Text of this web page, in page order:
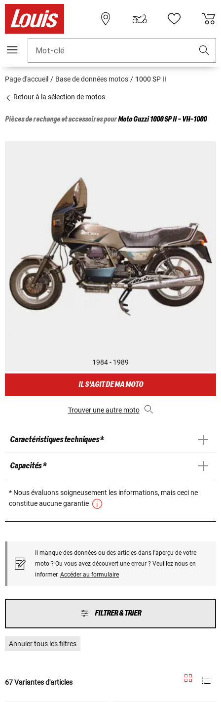
Mot-clé
Page d'accueil Base de données motos 1000 SP II
Retour à la sélection de motos
Pièces de rechange et accessoires pourMoto Guzzi1000 SP II - VH-1000
1984 - 1989
IL S'AGIT DE MA MOTO
Trouver une autre moto
Caractéristiques techniques *
Capacités *
* Nous évaluons soigneusement les informations, mais ceci ne
constitue aucune garantie
Il manque des données ou des articles dans l'aperçu de votre
moto ? Ou vous avez découvert une erreur ? Veuillez nous en
informer. Accéder au formulaire
FILTRER & TRIER
Annuler tous les filtres
67 Variantes d'articles